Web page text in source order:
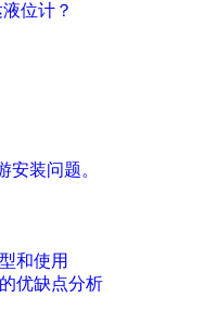
位计？
装问题。
和使用
优缺点分析